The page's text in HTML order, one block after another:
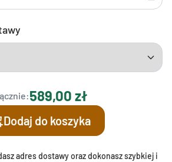
589,00 zł
Dodaj do koszyka
adres dostawy oraz dokonasz szybkiej i